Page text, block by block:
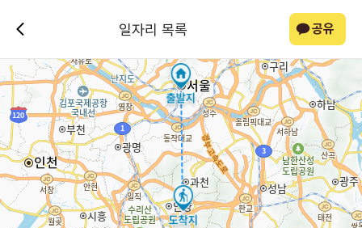
일자리 목록 공유